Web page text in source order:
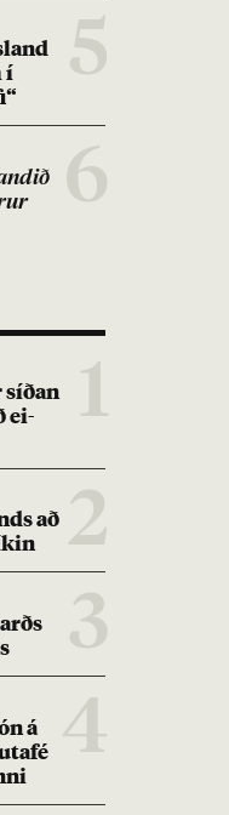
5
í
6
1
síð­an
ei­
2
að
3
4
á